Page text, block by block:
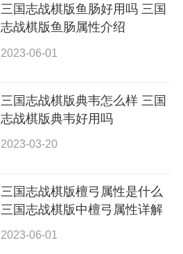
三国志战棋版鱼肠好用吗 三国
志战棋版鱼肠属性介绍
2023-06-01
三国志战棋版典韦怎么样 三国
志战棋版典韦好用吗
2023-03-20
三国志战棋版檀弓属性是什么
三国志战棋版中檀弓属性详解
2023-06-01